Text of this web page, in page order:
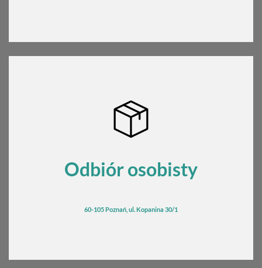
Odbiór osobisty
60-105 Poznań, ul. Kopanina 30/1